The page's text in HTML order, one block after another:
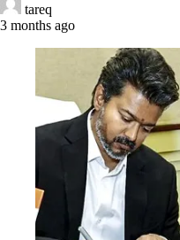
tareq
3 months ago